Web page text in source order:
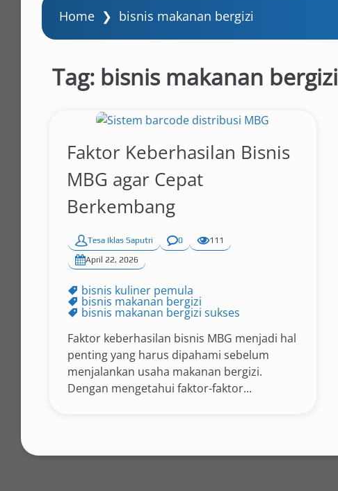
Home ❯ bisnis makanan bergizi
Tag: bisnis makanan bergizi
Faktor Keberhasilan Bisnis
MBG agar Cepat
Berkembang
Tesa Iklas Saputri 0
111
April 22, 2026
bisnis kuliner pemula
bisnis makanan bergizi
bisnis makanan bergizi sukses
Faktor keberhasilan bisnis MBG menjadi hal
penting yang harus dipahami sebelum
menjalankan usaha makanan bergizi.
Dengan mengetahui faktor-faktor...